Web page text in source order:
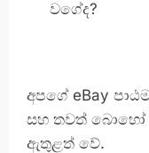
වගේද?
අපගේ eBay
සහ තවත් බොහෝ
ඇතුළත් වේ.